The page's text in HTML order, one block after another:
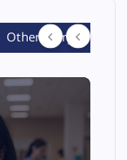
Other Story